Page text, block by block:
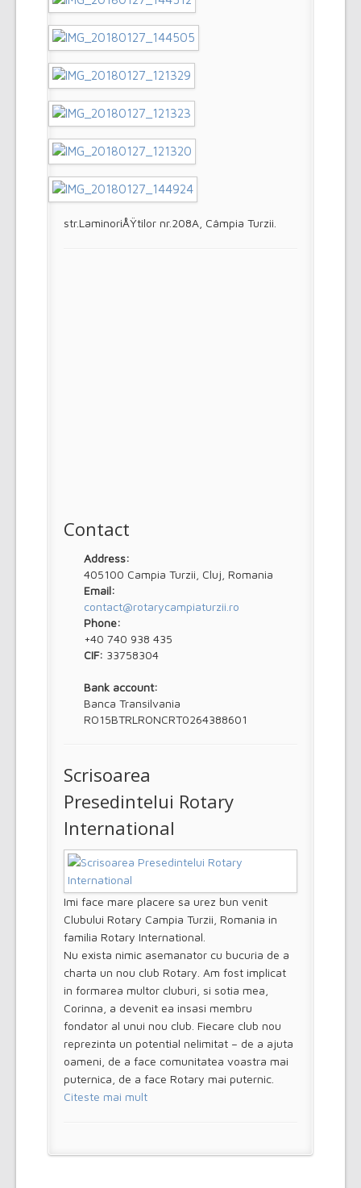
str.LaminoriÅŸtilor nr.208A, Câmpia Turzii.
Contact
Address:
405100 Campia Turzii, Cluj, Romania
Email:
contact@rotarycampiaturzii.ro
Phone:
+40 740 938 435
CIF: 33758304
Bank account:
Banca Transilvania
RO15BTRLRONCRT0264388601
Scrisoarea
Presedintelui Rotary
International
Imi face mare placere sa urez bun venit
Clubului Rotary Campia Turzii, Romania in
familia Rotary International.
Nu exista nimic asemanator cu bucuria de a
charta un nou club Rotary. Am fost implicat
in formarea multor cluburi, si sotia mea,
Corinna, a devenit ea insasi membru
fondator al unui nou club. Fiecare club nou
reprezinta un potential nelimitat – de a ajuta
oameni, de a face comunitatea voastra mai
puternica, de a face Rotary mai puternic.
Citeste mai mult